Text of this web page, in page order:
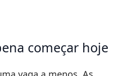
começar hoje